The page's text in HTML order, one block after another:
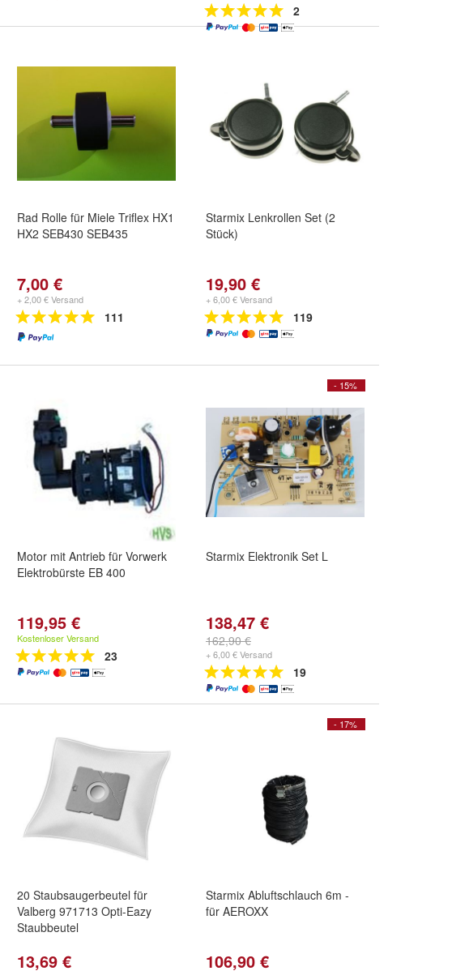
2
Rad Rolle für Miele Triflex HX1
HX2 SEB430 SEB435
7,00 €
+ 2,00 € Versand
111
Starmix Lenkrollen Set (2
Stück)
19,90 €
+ 6,00 € Versand
119
Motor mit Antrieb für Vorwerk
Elektrobürste EB 400
119,95 €
Kostenloser Versand
23
- 15%
Starmix Elektronik Set L
138,47 €
162,90 €
+ 6,00 € Versand
19
20 Staubsaugerbeutel für
Valberg 971713 Opti-Eazy
Staubbeutel
13,69 €
- 17%
Starmix Abluftschlauch 6m -
für AEROXX
106,90 €